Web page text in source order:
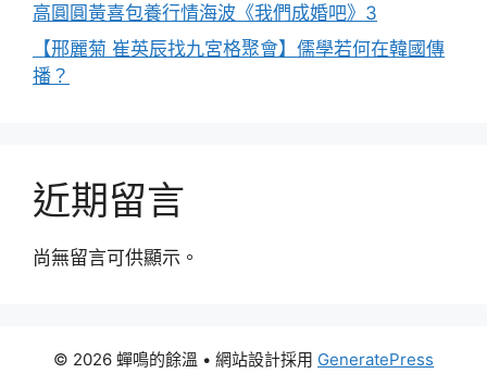
高圓圓黃喜包養行情海波《我們成婚吧》3
【邢麗菊 崔英辰找九宮格聚會】儒學若何在韓國傳
播？
近期留言
尚無留言可供顯示。
© 2026 蟬鳴的餘溫 • 網站設計採用 GeneratePress